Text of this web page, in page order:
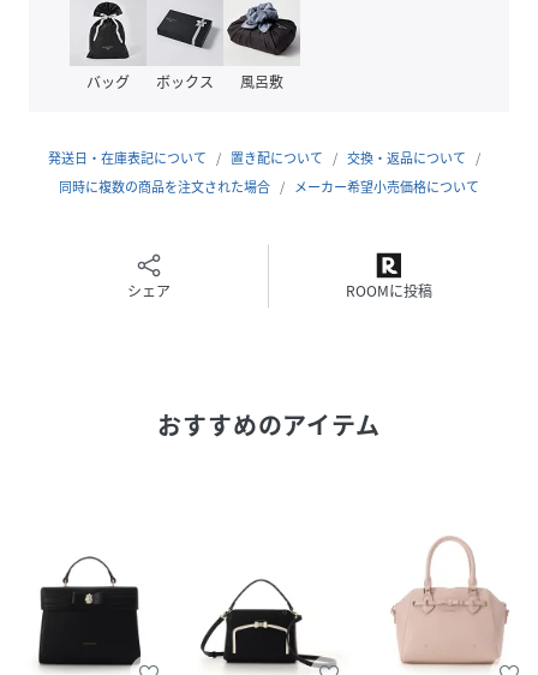
・バッグフロントにチャームを付けれる金具が付いておりお
好きなチャームを付けてアレンジできます。
・ペットボトル350ml
本体
サイズ
RK4372_00072610110252
00072610110252-00-00 RK4372
バッグ ボックス 風呂敷
発送日・在庫表記について 置き配について
交換・返品について
同時に複数の商品を注文された場合
メーカー希望小売価格について
シェア ROOMに投稿
おすすめのアイテム